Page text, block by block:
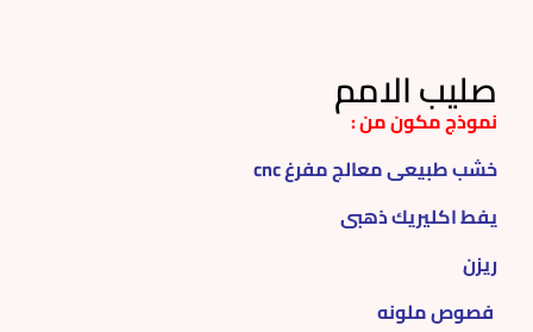
صليب الامم
نموذج مكون من :
خشب طبيعى معالج مفرغ cnc
يفط اكليريك ذهبى
ريزن
فصوص ملونه